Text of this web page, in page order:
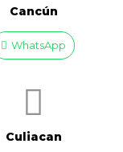
Cancún
WhatsApp
Culiacan